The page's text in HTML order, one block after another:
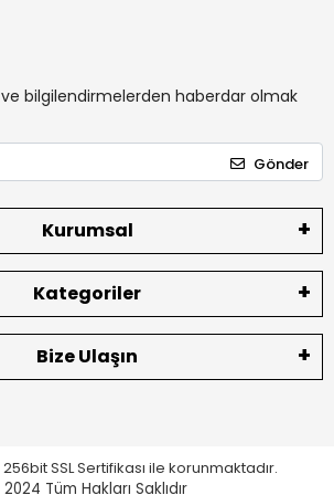
bilgilendirmelerden haberdar olmak
Gönder
Kurumsal
Kategoriler
Bize Ulaşın
SSL Sertifikası ile korunmaktadır.
Tüm Hakları Saklıdır